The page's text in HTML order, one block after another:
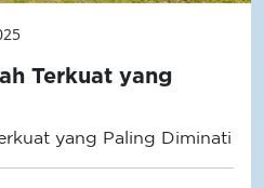
Terkuat yang
yang Paling Diminati